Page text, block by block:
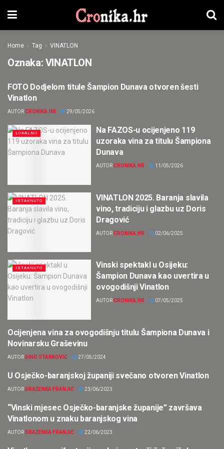
Home Tag VINATLON
Oznaka: VINATLON
LOKALNO
FOTO Dodjelom titule Šampion Dunava otvoren šesti
Vinatlon
AUTORCRONIKA.HR 29/05/2026
LOKALNO
Na FAZOS-u ocijenjeno 119
uzoraka vina za titulu Šampiona
Dunava
AUTORCRONIKA.HR 11/05/2026
ISTAKNUTO
VINATLON 2025. Baranja slavila
vino, tradiciju i glazbu uz Doris
Dragović
AUTORCRONIKA.HR 02/06/2025
ISTAKNUTO
Vinski spektakl u Osijeku:
Šampion Dunava kao uvertira u
ovogodišnji Vinatlon
AUTORCRONIKA.HR 07/05/2025
LOKALNO
Ocijenjena vina za ovogodišnju titulu Šampiona Dunava i
Novinarsku Graševinu
AUTOR DINO STANKOVIĆ 27/05/2024
ISTAKNUTO
U Osječko-baranjskoj županiji svečano otvoren Vinatlon
AUTOR DRAŽENKA FRANJIĆ 23/06/2023
ISTAKNUTO
“Vinski mjesec Osječko-baranjske županije” završava
Vinatlonom u znaku baranjskog vina
AUTOR DRAŽENKA FRANJIĆ 22/06/2023